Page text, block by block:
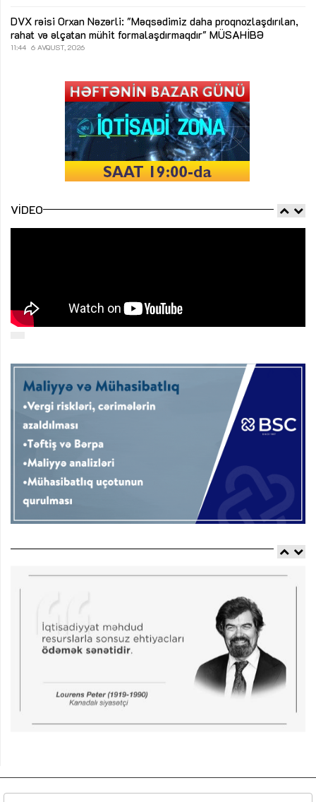
DVX rəisi Orxan Nəzərli: "Məqsədimiz daha proqnozlaşdırılan,
rahat və əlçatan mühit formalaşdırmaqdır" MÜSAHİBƏ
11:44 6 AVQUST, 2026
VIDEO